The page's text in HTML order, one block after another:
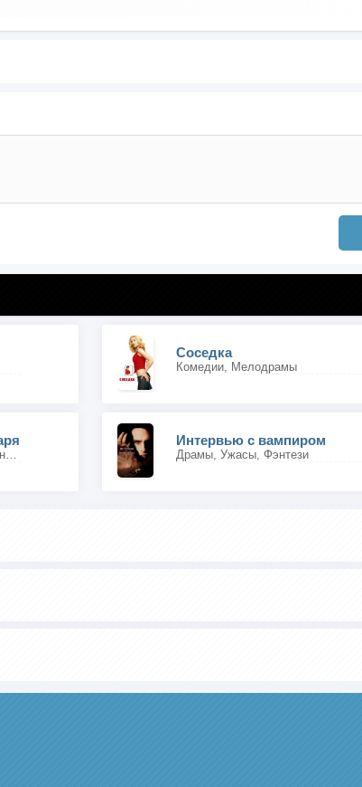
Соседка
Комедии, Мелодрамы
Комедии, Приключения, Семейные, Фэнтези
Интервью с вампиром
Драмы, Ужасы, Фэнтези